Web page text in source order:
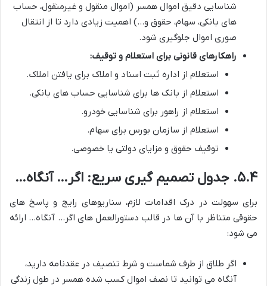
شناسایی دقیق اموال همسر (اموال منقول و غیرمنقول، حساب
های بانکی، سهام، حقوق و…) اهمیت زیادی دارد تا از انتقال
صوری اموال جلوگیری شود.
راهکارهای قانونی برای استعلام و توقیف:
استعلام از اداره ثبت اسناد و املاک برای یافتن املاک.
استعلام از بانک ها برای شناسایی حساب های بانکی.
استعلام از راهور برای شناسایی خودرو.
استعلام از سازمان بورس برای سهام.
توقیف حقوق و مزایای دولتی یا خصوصی.
۵.۴. جدول تصمیم گیری سریع: اگر… آنگاه…
برای سهولت در درک اقدامات لازم، سناریوهای رایج و پاسخ های
حقوقی متناظر با آن ها در قالب دستورالعمل های اگر… آنگاه… ارائه
می شود:
اگر طلاق از طرف شماست و شرط تنصیف در عقدنامه دارید،
آنگاه می توانید تا نصف اموال کسب شده همسر در طول زندگی